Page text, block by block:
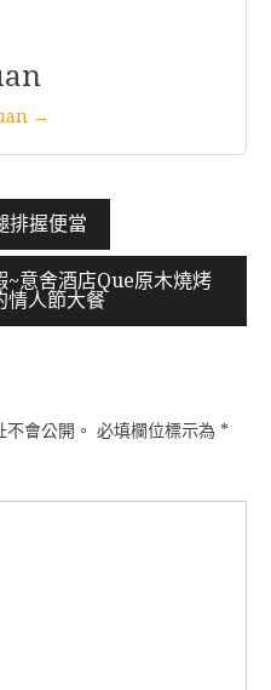
→
排握便當
~意舍酒店Que原木燒烤
情人節大餐
會公開。 必填欄位標示為 *